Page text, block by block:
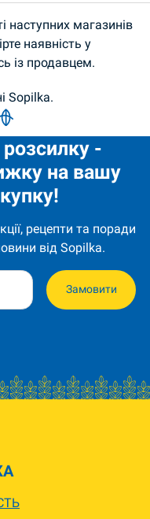
наступних магазинів
наявність у
із продавцем.
Sopilka.
-
на вашу
рецепти та поради
від Sopilka.
Замовити